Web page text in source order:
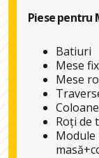
Piese pentru
Batiuri
Mese
Mese
Roți de
Module